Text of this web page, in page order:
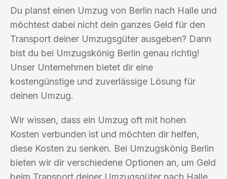
Du planst einen Umzug von Berlin nach Halle und
möchtest dabei nicht dein ganzes Geld für den
Transport deiner Umzugsgüter ausgeben? Dann
bist du bei Umzugskönig Berlin genau richtig!
Unser Unternehmen bietet dir eine
kostengünstige und zuverlässige Lösung für
deinen Umzug.
Wir wissen, dass ein Umzug oft mit hohen
Kosten verbunden ist und möchten dir helfen,
diese Kosten zu senken. Bei Umzugskönig Berlin
bieten wir dir verschiedene Optionen an, um Geld
beim Transport deiner Umzugsgüter nach Halle